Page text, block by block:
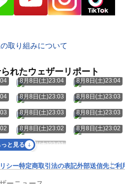
取り組みについて
れたウェザーリポート
8月8日(土)23:04 8月8日(土)23:04
8月8日(土)23:03 8月8日(土)23:03
8月8日(土)23:03 8月8日(土)23:03
8月8日(土)23:02 8月8日(土)23:02
8月8日(土)23:01
っと見る
シー特定商取引法の表記外部送信先ご利